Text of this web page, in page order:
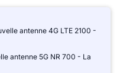
antenne 4G LTE 2100 -
antenne 5G NR 700 - La